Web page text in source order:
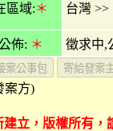
區域:＊ 台灣 >>
佈: ＊ 徵求中,
案方)
建立，版權所有